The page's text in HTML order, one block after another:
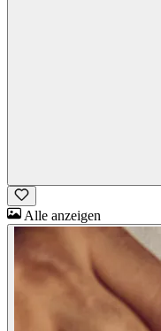
Alle anzeigen